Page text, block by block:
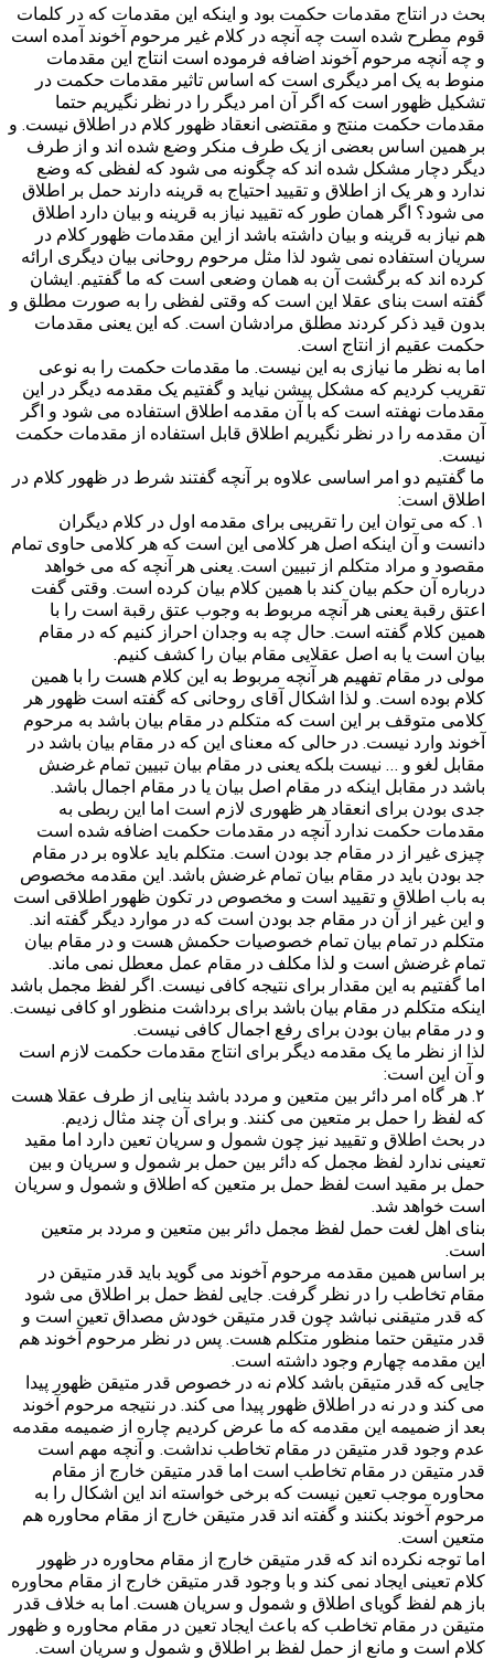
بحث در انتاج مقدمات حکمت بود و اینکه این مقدمات که در کلمات
قوم مطرح شده است چه آنچه در کلام غیر مرحوم آخوند آمده است
و چه آنچه مرحوم آخوند اضافه فرموده است انتاج این مقدمات
منوط به یک امر دیگری است که اساس تاثیر مقدمات حکمت در
تشکیل ظهور است که اگر آن امر دیگر را در نظر نگیریم حتما
مقدمات حکمت منتج و مقتضی انعقاد ظهور کلام در اطلاق نیست. و
بر همین اساس بعضی از یک طرف منکر وضع شده اند و از طرف
دیگر دچار مشکل شده اند که چگونه می شود که لفظی که وضع
ندارد و هر یک از اطلاق و تقیید احتیاج به قرینه دارند حمل بر اطلاق
می شود؟ اگر همان طور که تقیید نیاز به قرینه و بیان دارد اطلاق
هم نیاز به قرینه و بیان داشته باشد از این مقدمات ظهور کلام در
سریان استفاده نمی شود لذا مثل مرحوم روحانی بیان دیگری ارائه
کرده اند که برگشت آن به همان وضعی است که ما گفتیم. ایشان
گفته است بنای عقلا این است که وقتی لفظی را به صورت مطلق و
بدون قید ذکر کردند مطلق مرادشان است. که این یعنی مقدمات
حکمت عقیم از انتاج است.
اما به نظر ما نیازی به این نیست. ما مقدمات حکمت را به نوعی
تقریب کردیم که مشکل پیشن نیاید و گفتیم یک مقدمه دیگر در این
مقدمات نهفته است که با آن مقدمه اطلاق استفاده می شود و اگر
آن مقدمه را در نظر نگیریم اطلاق قابل استفاده از مقدمات حکمت
نیست.
ما گفتیم دو امر اساسی علاوه بر آنچه گفتند شرط در ظهور کلام در
اطلاق است:
۱. که می توان این را تقریبی برای مقدمه اول در کلام دیگران
دانست و آن اینکه اصل هر کلامی این است که هر کلامی حاوی تمام
مقصود و مراد متکلم از تبیین است. یعنی هر آنچه که می خواهد
درباره آن حکم بیان کند با همین کلام بیان کرده است. وقتی گفت
اعتق رقبة یعنی هر آنچه مربوط به وجوب عتق رقبة است را با
همین کلام گفته است. حال چه به وجدان احراز کنیم که در مقام
بیان است یا به اصل عقلایی مقام بیان را کشف کنیم.
مولی در مقام تفهیم هر آنچه مربوط به این کلام هست را با همین
کلام بوده است. و لذا اشکال آقای روحانی که گفته است ظهور هر
کلامی متوقف بر این است که متکلم در مقام بیان باشد به مرحوم
آخوند وارد نیست. در حالی که معنای این که در مقام بیان باشد در
مقابل لغو و … نیست بلکه یعنی در مقام بیان تبیین تمام غرضش
باشد در مقابل اینکه در مقام اصل بیان یا در مقام اجمال باشد.
جدی بودن برای انعقاد هر ظهوری لازم است اما این ربطی به
مقدمات حکمت ندارد آنچه در مقدمات حکمت اضافه شده است
چیزی غیر از در مقام جد بودن است. متکلم باید علاوه بر در مقام
جد بودن باید در مقام بیان تمام غرضش باشد. این مقدمه مخصوص
به باب اطلاق و تقیید است و مخصوص در تکون ظهور اطلاقی است
و این غیر از آن در مقام جد بودن است که در موارد دیگر گفته اند.
متکلم در تمام بیان تمام خصوصیات حکمش هست و در مقام بیان
تمام غرضش است و لذا مکلف در مقام عمل معطل نمی ماند.
اما گفتیم به این مقدار برای نتیجه کافی نیست. اگر لفظ مجمل باشد
اینکه متکلم در مقام بیان باشد برای برداشت منظور او کافی نیست.
و در مقام بیان بودن برای رفع اجمال کافی نیست.
لذا از نظر ما یک مقدمه دیگر برای انتاج مقدمات حکمت لازم است
و آن این است:
۲. هر گاه امر دائر بین متعین و مردد باشد بنایی از طرف عقلا هست
که لفظ را حمل بر متعین می کنند. و برای آن چند مثال زدیم.
در بحث اطلاق و تقیید نیز چون شمول و سریان تعین دارد اما مقید
تعینی ندارد لفظ مجمل که دائر بین حمل بر شمول و سریان و بین
حمل بر مقید است لفظ حمل بر متعین که اطلاق و شمول و سریان
است خواهد شد.
بنای اهل لغت حمل لفظ مجمل دائر بین متعین و مردد بر متعین
است.
بر اساس همین مقدمه مرحوم آخوند می گوید باید قدر متیقن در
مقام تخاطب را در نظر گرفت. جایی لفظ حمل بر اطلاق می شود
که قدر متیقنی نباشد چون قدر متیقن خودش مصداق تعین است و
قدر متیقن حتما منظور متکلم هست. پس در نظر مرحوم آخوند هم
این مقدمه چهارم وجود داشته است.
جایی که قدر متیقن باشد کلام نه در خصوص قدر متیقن ظهور پیدا
می کند و در نه در اطلاق ظهور پیدا می کند. در نتیجه مرحوم آخوند
بعد از ضمیمه این مقدمه که ما عرض کردیم چاره از ضمیمه مقدمه
عدم وجود قدر متیقن در مقام تخاطب نداشت. و آنچه مهم است
قدر متیقن در مقام تخاطب است اما قدر متیقن خارج از مقام
محاوره موجب تعین نیست که برخی خواسته اند این اشکال را به
مرحوم آخوند بکنند و گفته اند قدر متیقن خارج از مقام محاوره هم
متعین است.
اما توجه نکرده اند که قدر متیقن خارج از مقام محاوره در ظهور
کلام تعینی ایجاد نمی کند و با وجود قدر متیقن خارج از مقام محاوره
باز هم لفظ گویای اطلاق و شمول و سریان هست. اما به خلاف قدر
متیقن در مقام تخاطب که باعث ایجاد تعین در مقام محاوره و ظهور
کلام است و مانع از حمل لفظ بر اطلاق و شمول و سریان است.